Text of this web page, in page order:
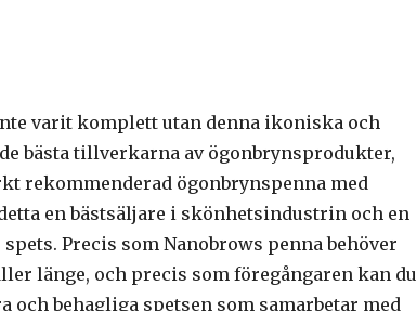
varit komplett utan denna ikoniska och
bästa tillverkarna av ögonbrynsprodukter,
rekommenderad ögonbrynspenna med
en bästsäljare i skönhetsindustrin och en
Precis som Nanobrows penna behöver
länge, och precis som föregångaren kan du
och behagliga spetsen som samarbetar med